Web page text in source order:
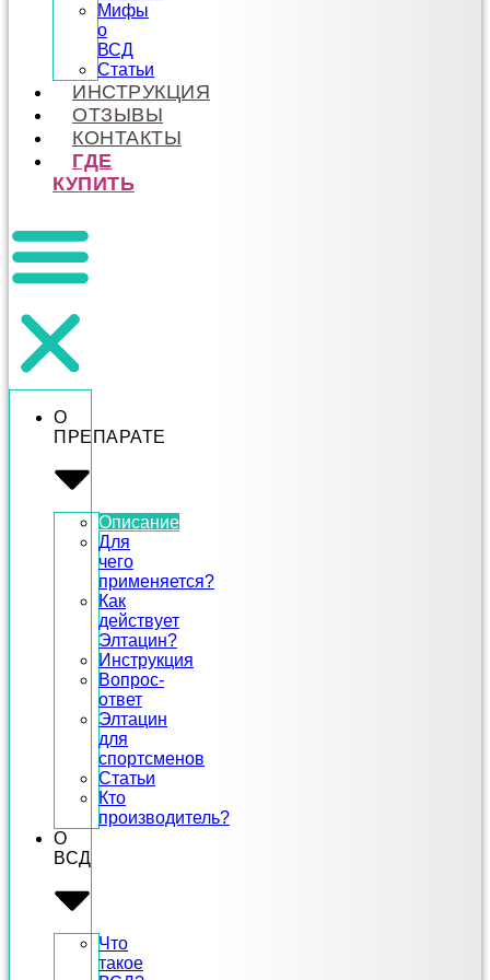
Мифы
о
ВСД
Статьи
ИНСТРУКЦИЯ
ОТЗЫВЫ
КОНТАКТЫ
ГДЕ
КУПИТЬ
О
ПРЕПАРАТЕ
Описание
Для
чего
применяется?
Как
действует
Элтацин?
Инструкция
Вопрос-
ответ
Элтацин
для
спортсменов
Статьи
Кто
производитель?
О
ВСД
Что
такое